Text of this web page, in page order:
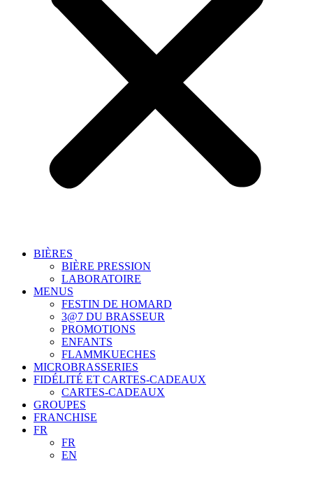
BIÈRES
BIÈRE PRESSION
LABORATOIRE
MENUS
FESTIN DE HOMARD
3@7 DU BRASSEUR
PROMOTIONS
ENFANTS
FLAMMKUECHES
MICROBRASSERIES
FIDÉLITÉ ET CARTES-CADEAUX
CARTES-CADEAUX
GROUPES
FRANCHISE
FR
FR
EN